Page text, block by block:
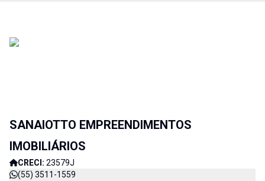
SANAIOTTO EMPREENDIMENTOS
IMOBILIÁRIOS
CRECI: 23579J
(55) 3511-1559